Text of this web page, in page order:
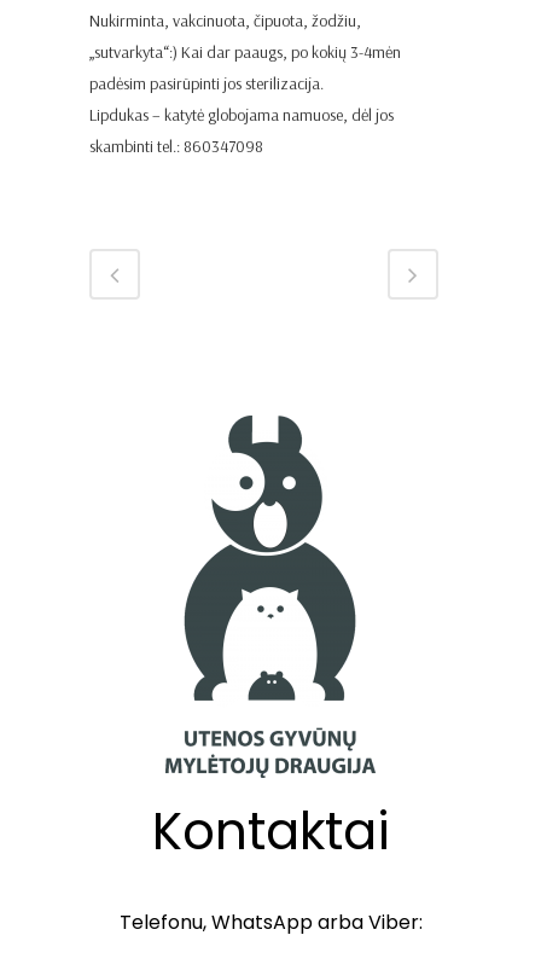
Nukirminta, vakcinuota, čipuota, žodžiu,
„sutvarkyta“:) Kai dar paaugs, po kokių 3-4mėn
padėsim pasirūpinti jos sterilizacija.
Lipdukas – katytė globojama namuose, dėl jos
skambinti tel.: 860347098
Kontaktai
Telefonu, WhatsApp arba Viber: